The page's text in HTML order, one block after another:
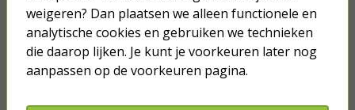
Je verwacht het niet
Turbo onkruidverdelger (Concentraat,
weigeren? Dan plaatsen we alleen functionele en
analytische cookies en gebruiken we technieken
die daarop lijken. Je kunt je voorkeuren later nog
aanpassen op de voorkeuren pagina.